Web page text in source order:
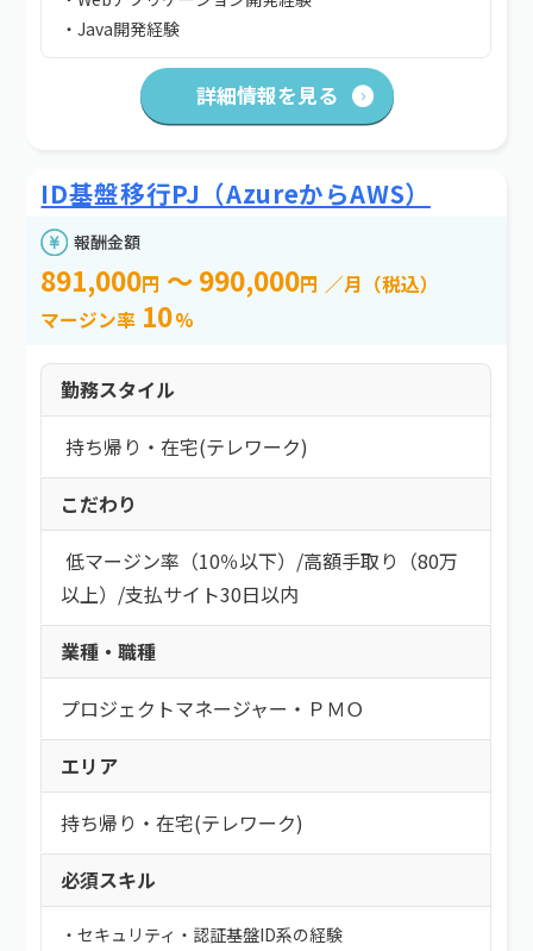
・Java開発経験
詳細情報を見る
ID基盤移行PJ（AzureからAWS）
報酬金額
891,000円 ～ 990,000円 ／月（税込）
マージン率 10%
勤務スタイル
持ち帰り・在宅(テレワーク)
こだわり
低マージン率（10％以下） /高額手取り（80万
以上） /支払サイト30日以内
業種・職種
プロジェクトマネージャー・ＰＭＯ
エリア
持ち帰り・在宅(テレワーク)
必須スキル
・セキュリティ・認証基盤ID系の経験